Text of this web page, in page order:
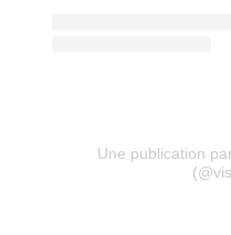
Une publication